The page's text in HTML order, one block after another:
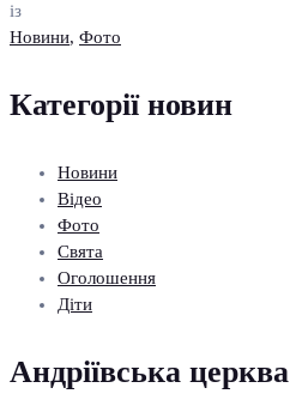
із
Новини, Фото
Категорії новин
Новини
Відео
Фото
Свята
Оголошення
Діти
Андріївська церква